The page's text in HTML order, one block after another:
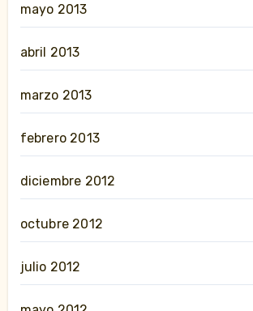
mayo 2013
abril 2013
marzo 2013
febrero 2013
diciembre 2012
octubre 2012
julio 2012